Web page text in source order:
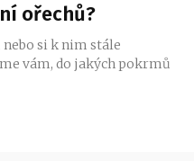
ořechů?
si k nim stále
vám, do jakých pokrmů